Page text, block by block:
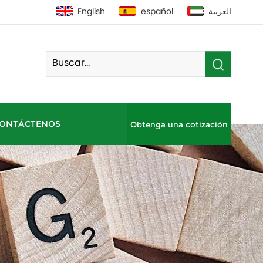
English español العربية
Obtenga una cotización